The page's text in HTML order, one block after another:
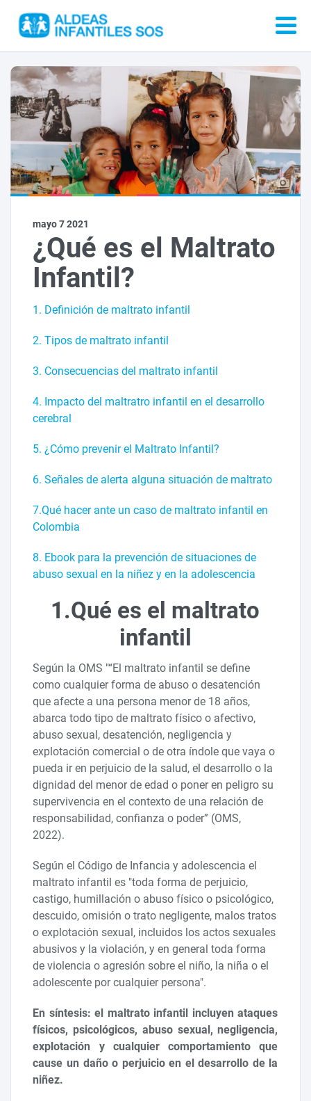
mayo 7 2021
¿Qué es el Maltrato
Infantil?
1. Definición de maltrato infantil
2. Tipos de maltrato infantil
3. Consecuencias del maltrato infantil
4. Impacto del maltratro infantil en el desarrollo
cerebral
5. ¿Cómo prevenir el Maltrato Infantil?
6. Señales de alerta alguna situación de maltrato
7.Qué hacer ante un caso de maltrato infantil en
Colombia
8. Ebook para la prevención de situaciones de
abuso sexual en la niñez y en la adolescencia
1.Qué es el maltrato
infantil
Según la OMS "“El maltrato infantil se define
como cualquier forma de abuso o desatención
que afecte a una persona menor de 18 años,
abarca todo tipo de maltrato físico o afectivo,
abuso sexual, desatención, negligencia y
explotación comercial o de otra índole que vaya o
pueda ir en perjuicio de la salud, el desarrollo o la
dignidad del menor de edad o poner en peligro su
supervivencia en el contexto de una relación de
responsabilidad, confianza o poder” (OMS,
2022).
Según el Código de Infancia y adolescencia el
maltrato infantil es "toda forma de perjuicio,
castigo, humillación o abuso físico o psicológico,
descuido, omisión o trato negligente, malos tratos
o explotación sexual, incluidos los actos sexuales
abusivos y la violación, y en general toda forma
de violencia o agresión sobre el niño, la niña o el
adolescente por cualquier persona".
En síntesis: el maltrato infantil incluyen ataques
físicos, psicológicos, abuso sexual, negligencia,
explotación y cualquier comportamiento que
cause un daño o perjuicio en el desarrollo de la
niñez.